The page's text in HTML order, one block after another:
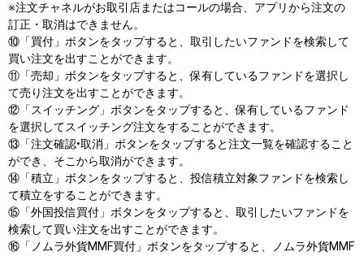
※注文チャネルがお取引店またはコールの場合、アプリから注文の
訂正・取消はできません。
⑩​「買付」​ボタンを​タップすると、​取引したい​ファンドを​検索して​
買い注文を​出すことができます。​
⑪「売却」​ボタンを​タップすると、​保有している​ファンドを​選択し
て​売り注文を​出すことができます。​
⑫「スイッチング」​ボタンを​タップすると、​保有している​ファンド
を​選択して​スイッチング注文を​する​ことができます。​
⑬​「注文確認•取消」​ボタンを​タップすると​注文一覧を​確認する​こと
ができ、​そこから​取消が​できます。​
⑭「積立」​ボタンを​タップすると、​投信積立対象ファンドを​検索し
て​積立を​する​ことができます。​
⑮「外国投信買付」​ボタンを​タップすると、​取引したい​ファンドを​
検索して​買い注文を​出すことができます。​
⑯「ノムラ外貨MMF買付」​ボタンを​タップすると、​ノムラ外貨MMF